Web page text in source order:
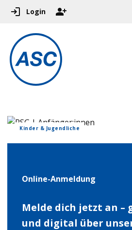
Login
Kinder & Jugendliche
Online-Anmeldung
Melde dich jetzt an –
und digital über